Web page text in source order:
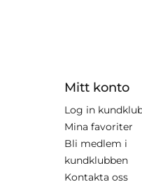
Mitt konto
Log in
Mina favoriter
Bli medlem i
kundklubben
Kontakta oss